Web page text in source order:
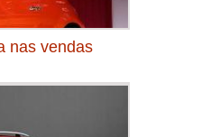
nas vendas